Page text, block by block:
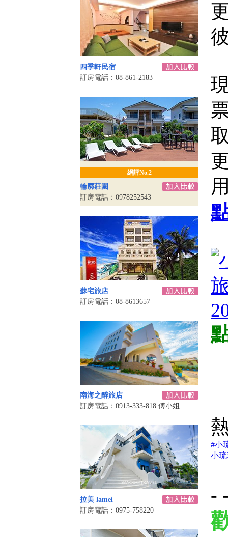
四季軒民宿
訂房電話：08-861-2183
網評No.2
輪廓莊園
訂房電話：0978252543
蘇宅旅店
訂房電話：08-8613657
南海之醉旅店
訂房電話：0913-333-818 傅小姐
拉美 lamei
訂房電話：0975-758220
#小
小
-